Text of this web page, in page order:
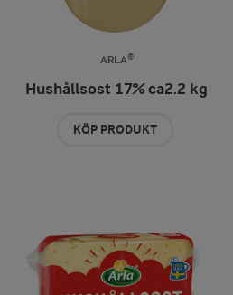
ARLA®
Hushållsost 17% ca2.2 kg
KÖP PRODUKT